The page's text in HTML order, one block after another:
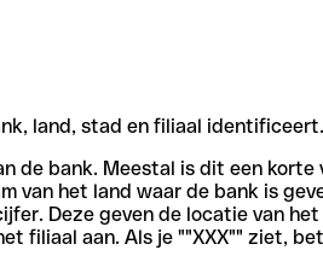
land, stad en filiaal identificeert.
de bank. Meestal is dit een korte
van het land waar de bank is
Deze geven de locatie van
filiaal aan. Als je ""XXX"" ziet,